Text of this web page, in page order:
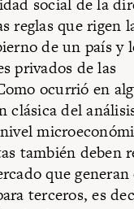
social de la
reglas que rigen
de un país y
privados de las
ocurrió en
clásica del
también deben
que
terceros, es